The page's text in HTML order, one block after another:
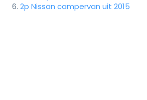
2p Nissan campervan uit 2015